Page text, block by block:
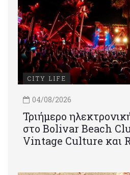
CITY LIFE
04/08/2026
Τριήμερο
στο Bolivar Beach
Vintage Culture και